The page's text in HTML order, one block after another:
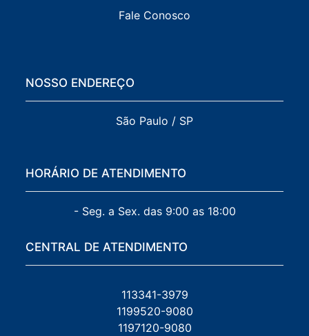
Fale Conosco
NOSSO ENDEREÇO
São Paulo / SP
HORÁRIO DE ATENDIMENTO
- Seg. a Sex. das 9:00 as 18:00
CENTRAL DE ATENDIMENTO
113341-3979
1199520-9080
1197120-9080